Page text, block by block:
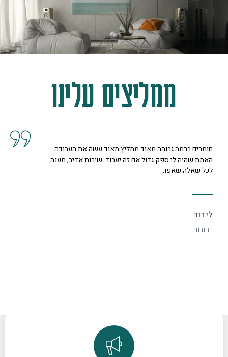
ממליצים עלינו
חומרים ברמה גבוהה מאוד ממליץ מאוד עשה את העבודה
האמת שהיה לי ספק גדול אם זה יעבוד. שירות אדיב, מענה
לכל שאלה שאפו.
לידור
רחובות